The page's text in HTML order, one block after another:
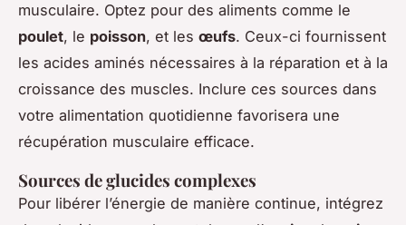
musculaire. Optez pour des aliments comme le
poulet, le poisson, et les œufs. Ceux-ci fournissent
les acides aminés nécessaires à la réparation et à la
croissance des muscles. Inclure ces sources dans
votre alimentation quotidienne favorisera une
récupération musculaire efficace.
Sources de glucides complexes
Pour libérer l’énergie de manière continue, intégrez